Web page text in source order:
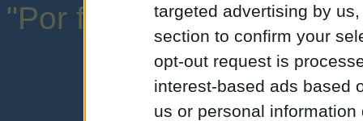
targeted advertising by
section to confirm your
opt-out request is
interest-based ads based
us or personal
"Por favor, no abuse de
una expresión